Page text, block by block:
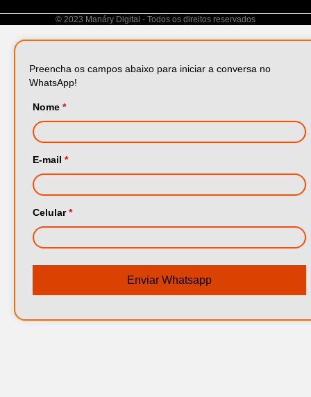
© 2023 Manáry Digital - Todos os direitos reservados
Preencha os campos abaixo para iniciar a conversa no
WhatsApp!
Nome *
E-mail *
Celular*